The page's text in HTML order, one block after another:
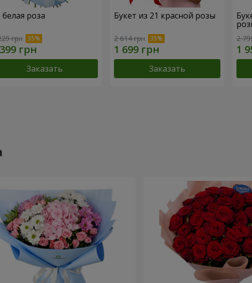
белая роза
грн
Заказать
Букет из 21 красной розы
2 614 грн
Заказать
2